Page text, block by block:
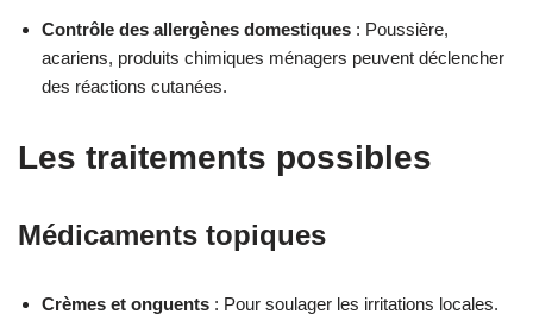
Contrôle des allergènes domestiques : Poussière,
acariens, produits chimiques ménagers peuvent déclencher
des réactions cutanées.
Les traitements possibles
Médicaments topiques
Crèmes et onguents : Pour soulager les irritations locales.